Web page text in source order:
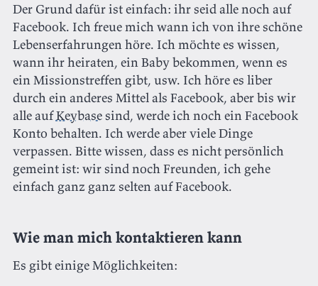
Der Grund dafür ist einfach: ihr seid alle noch auf
Facebook. Ich freue mich wann ich von ihre schöne
Lebenserfahrungen höre. Ich möchte es wissen,
wann ihr heiraten, ein Baby bekommen, wenn es
ein Missionstreffen gibt, usw. Ich höre es liber
durch ein anderes Mittel als Facebook, aber bis wir
alle aufKeybasesind, werde ich noch ein Facebook
Konto behalten. Ich werde aber viele Dinge
verpassen. Bitte wissen, dass es nicht persönlich
gemeint ist: wir sind noch Freunden, ich gehe
einfach ganz ganz selten auf Facebook.
Wie man mich kontaktieren kann
Es gibt einige Möglichkeiten: